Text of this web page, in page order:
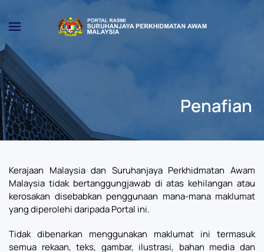
Skip to main content
Penafian
Kerajaan Malaysia dan Suruhanjaya Perkhidmatan Awam
Malaysia tidak bertanggungjawab di atas kehilangan atau
kerosakan disebabkan penggunaan mana-mana maklumat
yang diperolehi daripada Portal ini.
Tidak dibenarkan menggunakan maklumat ini termasuk
semua rekaan, teks, gambar, ilustrasi, bahan media dan